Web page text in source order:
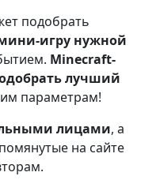
подобрать
игру нужной
Minecraft-
лучший
параметрам!
лицами, а
на сайте